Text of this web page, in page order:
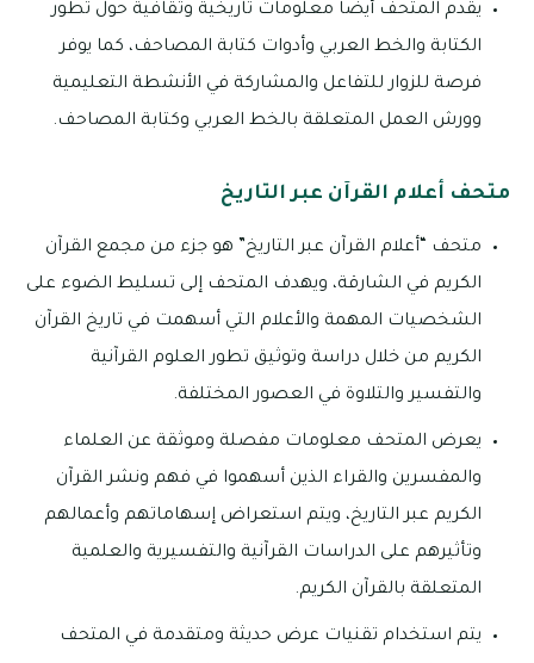
يقدم المتحف أيضًا معلومات تاريخية وثقافية حول تطور
الكتابة والخط العربي وأدوات كتابة المصاحف، كما يوفر
فرصة للزوار للتفاعل والمشاركة في الأنشطة التعليمية
وورش العمل المتعلقة بالخط العربي وكتابة المصاحف.
متحف أعلام القرآن عبر التاريخ
متحف “أعلام القرآن عبر التاريخ” هو جزء من مجمع القرآن
الكريم في الشارقة، ويهدف المتحف إلى تسليط الضوء على
الشخصيات المهمة والأعلام التي أسهمت في تاريخ القرآن
الكريم من خلال دراسة وتوثيق تطور العلوم القرآنية
والتفسير والتلاوة في العصور المختلفة.
يعرض المتحف معلومات مفصلة وموثقة عن العلماء
والمفسرين والقراء الذين أسهموا في فهم ونشر القرآن
الكريم عبر التاريخ، ويتم استعراض إسهاماتهم وأعمالهم
وتأثيرهم على الدراسات القرآنية والتفسيرية والعلمية
المتعلقة بالقرآن الكريم.
يتم استخدام تقنيات عرض حديثة ومتقدمة في المتحف